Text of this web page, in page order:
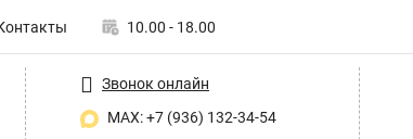
10.00 - 18.00
Звонок онлайн
MAX: +7 (936) 132-34-54